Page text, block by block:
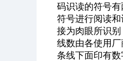
码识读的符号
符号进行阅读
接为肉眼所识
线数由各使用
条线下面印有